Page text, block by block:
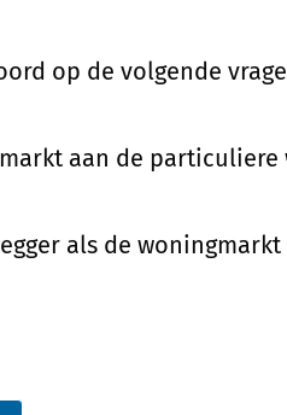
op de volgende
aan de particuliere
als de woningmarkt